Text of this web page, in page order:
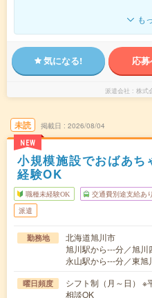
も
気になる! 応
派遣会社 株式
未読
NEW
掲載日 2026/08/04
小規模施設でおばあち
経験OK
職種未経験OK 交通費別途支給あり
派遣
勤務地
北海道旭川市
旭川駅から---分／旭川
永山駅から---分／東旭
曜日頻度
シフト制（月～日） ※
相談OK